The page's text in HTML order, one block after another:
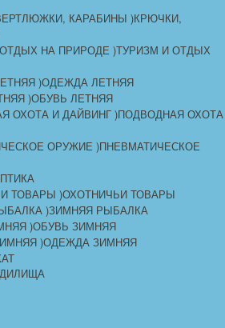
КАРАБИНЫ )КРЮЧКИ,
ОТДЫХ НА ПРИРОДЕ )ТУРИЗМ И ОТДЫХ
)ОДЕЖДА ЛЕТНЯЯ
)ОБУВЬ ЛЕТНЯЯ
ОХОТА И ДАЙВИНГ )ПОДВОДНАЯ ОХОТА
ОРУЖИЕ )ПНЕВМАТИЧЕСКОЕ
ТОВАРЫ )ОХОТНИЧЬИ ТОВАРЫ
)ЗИМНЯЯ РЫБАЛКА
)ОБУВЬ ЗИМНЯЯ
)ОДЕЖДА ЗИМНЯЯ